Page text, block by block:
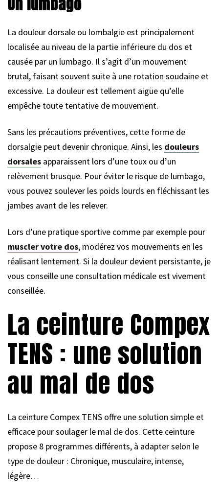
La douleur dorsale ou lombalgie est principalement
localisée au niveau de la partie inférieure du dos et
causée par un lumbago. Il s’agit d’un mouvement
brutal, faisant souvent suite à une rotation soudaine et
excessive. La douleur est tellement aigüe qu’elle
empêche toute tentative de mouvement.
Sans les précautions préventives, cette forme de
dorsalgie peut devenir chronique. Ainsi, les douleurs
dorsales apparaissent lors d’une toux ou d’un
relèvement brusque. Pour éviter le risque de lumbago,
vous pouvez soulever les poids lourds en fléchissant les
jambes avant de les relever.
Lors d’une pratique sportive comme par exemple pour
muscler votre dos, modérez vos mouvements en les
réalisant lentement. Si la douleur devient persistante, je
vous conseille une consultation médicale est vivement
conseillée.
La ceinture Compex
TENS : une solution
au mal de dos
La ceinture Compex TENS offre une solution simple et
efficace pour soulager le mal de dos. Cette ceinture
propose 8 programmes différents, à adapter selon le
type de douleur : Chronique, musculaire, intense,
légère…